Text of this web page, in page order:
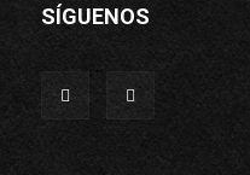
SÍGUENOS